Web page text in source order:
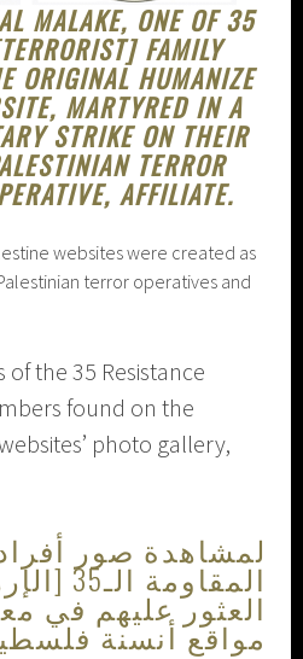
MALAKE, ONE OF 35
FAMILY
ORIGINAL HUMANIZE
MARTYRED IN A
STRIKE ON THEIR
TERROR
AFFILIATE.
websites were created as
terror operatives and
the 35 Resistance
found on the
photo gallery,
لمشاهدة صور
العثور عليهم في
مواقع أنسنة